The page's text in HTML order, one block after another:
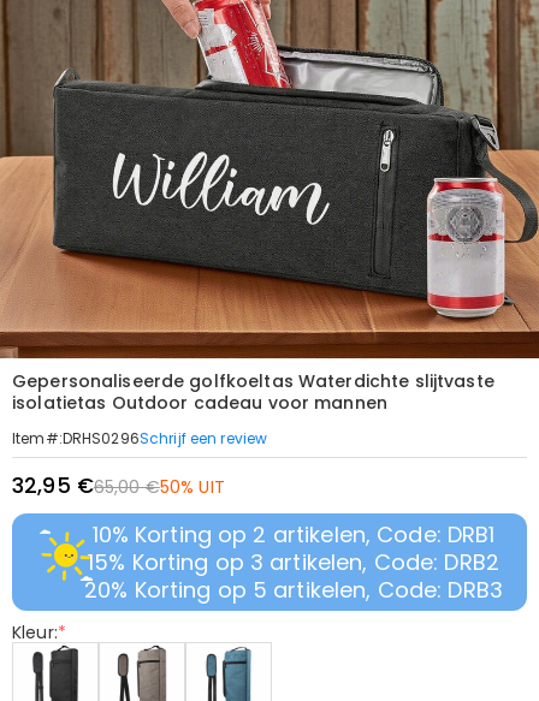
Gepersonaliseerde golfkoeltas Waterdichte slijtvaste
isolatietas Outdoor cadeau voor mannen
Item#:DRHS0296Schrijf een review
32,95 €65,00 €50% UIT
10% Korting op 2 artikelen, Code: DRB1
15% Korting op 3 artikelen, Code: DRB2
20% Korting op 5 artikelen, Code: DRB3
Kleur:*